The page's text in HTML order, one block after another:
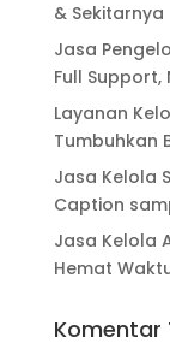
& Sekitarnya
Jasa
Full Support,
Layanan
Tumbuhkan
Jasa Kelola
Caption
Jasa Kelola
Hemat
Komentar